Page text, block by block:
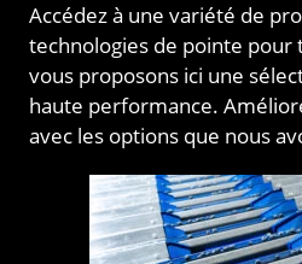
Accédez à une variété de
technologies de pointe
vous proposons ici une
haute performance.
avec les options que nous